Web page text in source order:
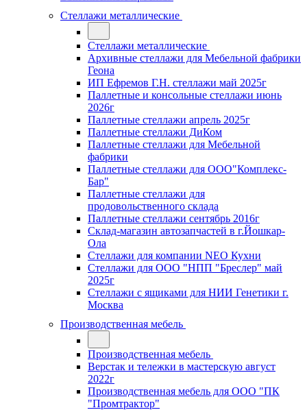
Стеллажи металлические
Стеллажи металлические
Архивные стеллажи для Мебельной фабрики
Геона
ИП Ефремов Г.Н. стеллажи май 2025г
Паллетные и консольные стеллажи июнь
2026г
Паллетные стеллажи апрель 2025г
Паллетные стеллажи ДиКом
Паллетные стеллажи для Мебельной
фабрики
Паллетные стеллажи для ООО"Комплекс-
Бар"
Паллетные стеллажи для
продовольственного склада
Паллетные стеллажи сентябрь 2016г
Склад-магазин автозапчастей в г.Йошкар-
Ола
Стеллажи для компании NEO Кухни
Стеллажи для ООО "НПП "Бреслер" май
2025г
Стеллажи с ящиками для НИИ Генетики г.
Москва
Производственная мебель
Производственная мебель
Верстак и тележки в мастерскую август
2022г
Производственная мебель для ООО "ПК
"Промтрактор"